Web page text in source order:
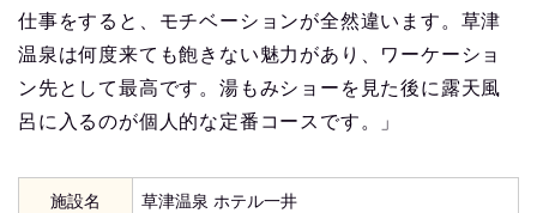
仕事をすると、モチベーションが全然違います。草津
温泉は何度来ても飽きない魅力があり、ワーケーショ
ン先として最高です。湯もみショーを見た後に露天風
呂に入るのが個人的な定番コースです。」
施設名 草津温泉 ホテル一井